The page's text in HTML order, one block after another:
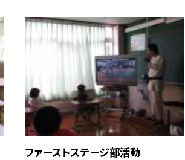
ファーストステージ部活動